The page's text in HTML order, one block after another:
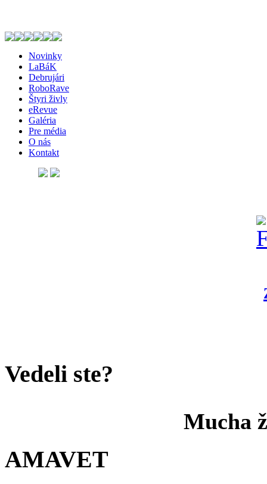
Novinky
LaBáK
Debrujári
RoboRave
Štyri živly
eRevue
Galéria
Pre média
O nás
Kontakt
Vedeli ste?
Mucha
AMAVET